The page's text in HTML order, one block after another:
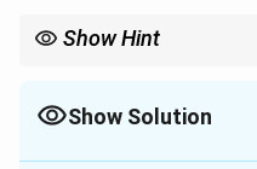
Show Hint
virtue, the missing word
Show Solution
Solution and